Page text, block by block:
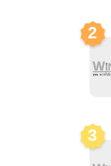
2
3